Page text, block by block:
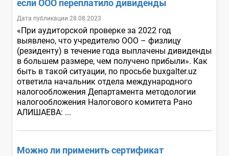
если ООО переплатило дивиденды
Дата публикации 28.08.2023
«При аудиторской проверке за 2022 год
выявлено, что учредителю ООО – физлицу
(резиденту) в течение года выплачены дивиденды
в большем размере, чем получено прибыли». Как
быть в такой ситуации, по просьбе buxgalter.uz
ответила начальник отдела международного
налогообложения Департамента методологии
налогообложения Налогового комитета Рано
АЛИШАЕВА: ...
Можно ли применить сертификат